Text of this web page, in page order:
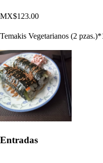
MX$123.00
Temakis Vegetarianos (2
Entradas